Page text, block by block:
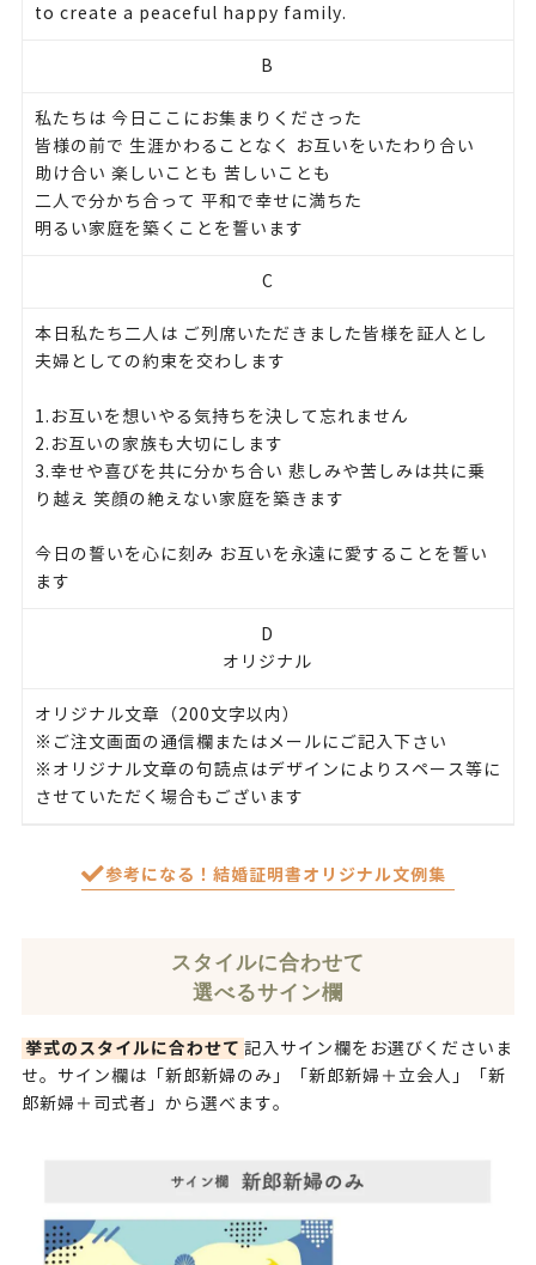
to create a peaceful happy family.
B
私たちは 今日ここにお集まりくださった
皆様の前で 生涯かわることなく お互いをいたわり合い
助け合い 楽しいことも 苦しいことも
二人で分かち合って 平和で幸せに満ちた
明るい家庭を築くことを誓います
C
本日私たち二人は ご列席いただきました皆様を証人とし
夫婦としての約束を交わします
1.お互いを想いやる気持ちを決して忘れません
2.お互いの家族も大切にします
3.幸せや喜びを共に分かち合い 悲しみや苦しみは共に乗
り越え 笑顔の絶えない家庭を築きます
今日の誓いを心に刻み お互いを永遠に愛することを誓い
ます
D
オリジナル
オリジナル文章（200文字以内）
※ご注文画面の通信欄またはメールにご記入下さい
※オリジナル文章の句読点はデザインによりスペース等に
させていただく場合もございます
参考になる！結婚証明書オリジナル文例集
スタイルに合わせて
選べるサイン欄
挙式のスタイルに合わせて 記入サイン欄をお選びくださいま
せ。サイン欄は「新郎新婦のみ」「新郎新婦＋立会人」「新
郎新婦＋司式者」から選べます。